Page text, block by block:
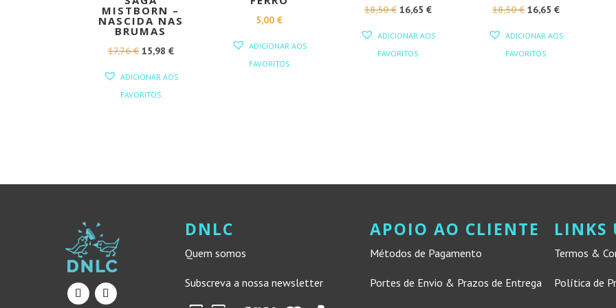
MISTBORN –
NASCIDA NAS
BRUMAS
17,76€ O
15,98 €O
ADICIONAR AOS
FAVORITOS
5,00€
ADICIONAR AOS
FAVORITOS
18,50€ O
16,65 €O
ADICIONAR AOS
FAVORITOS
18,50€ O
16,65€O
ADICIONAR AOS
FAVORITOS
DNLC
Quem somos
Subscreva a nossa newsletter
APOIO AO CLIENTE
Métodos de Pagamento
Portes de Envio & Prazos de Entrega
LINKS
Termos &
Política de